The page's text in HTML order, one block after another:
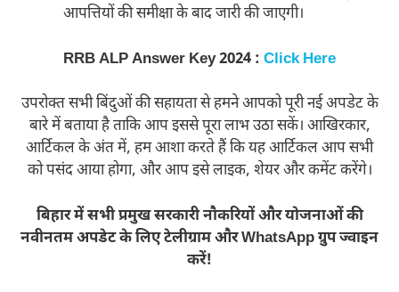
आपत्तियों की समीक्षा के बाद जारी की जाएगी।
RRB ALP Answer Key 2024 : Click Here
उपरोक्त सभी बिंदुओं की सहायता से हमने आपको पूरी नई अपडेट के
बारे में बताया है ताकि आप इससे पूरा लाभ उठा सकें। आखिरकार,
आर्टिकल के अंत में, हम आशा करते हैं कि यह आर्टिकल आप सभी
को पसंद आया होगा, और आप इसे लाइक, शेयर और कमेंट करेंगे।
बिहार में सभी प्रमुख सरकारी नौकरियों और योजनाओं की
नवीनतम अपडेट के लिए टेलीग्राम और WhatsApp ग्रुप ज्वाइन
करें!